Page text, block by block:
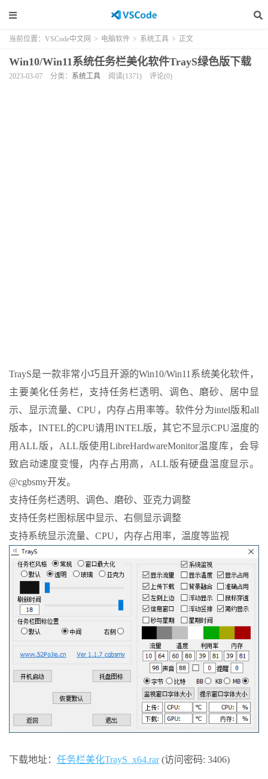
当前位置： VSCode中文网 > 电脑软件 > 系统工具 > 正文
Win10/Win11系统任务栏美化软件TrayS绿色版下载
2023-03-07 分类： 系统工具 阅读(1371) 评论(0)
TrayS是一款非常小巧且开源的Win10/Win11系统美化软件，
主要美化任务栏，支持任务栏透明、调色、磨砂、居中显
示、显示流量、CPU，内存占用率等。软件分为intel版和all
版本，INTEL的CPU请用INTEL版，其它不显示CPU温度的
用ALL版，ALL版使用LibreHardwareMonitor温度库，会导
致启动速度变慢，内存占用高，ALL版有硬盘温度显示。
@cgbsmy开发。
支持任务栏透明、调色、磨砂、亚克力调整
支持任务栏图标居中显示、右侧显示调整
支持系统显示流量、CPU，内存占用率，温度等监视
下载地址： 任务栏美化TrayS_x64.rar(访问密码: 3406)